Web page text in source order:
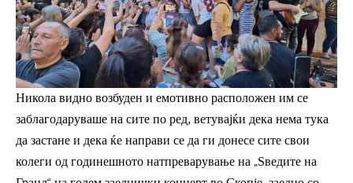
Никола видно возбуден и емотивно расположен им се
заблагодаруваше на сите по ред, ветувајќи дека нема тука
да застане и дека ќе направи се да ги донесе сите свои
колеги од годинешното натпреварување на „Ѕведите на